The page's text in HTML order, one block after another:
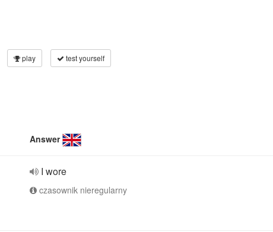
play test yourself
Answer
I wore
czasownik nieregularny